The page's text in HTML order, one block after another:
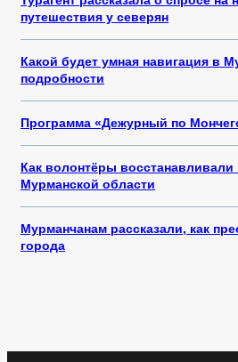
путешествия у северян
Какой будет умная навигация в
подробности
Программа «Дежурный по
Как волонтёры восстанавливали
Мурманской области
Мурманчанам рассказали, как
города